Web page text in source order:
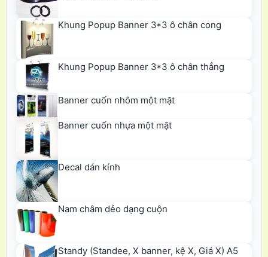
Khung Popup Banner 3*3 ô chân cong
Khung Popup Banner 3*3 ô chân thẳng
Banner cuốn nhôm một mặt
Banner cuốn nhựa một mặt
Decal dán kính
Nam châm dẻo dạng cuộn
Standy (Standee, X banner, kệ X, Giá X) A5